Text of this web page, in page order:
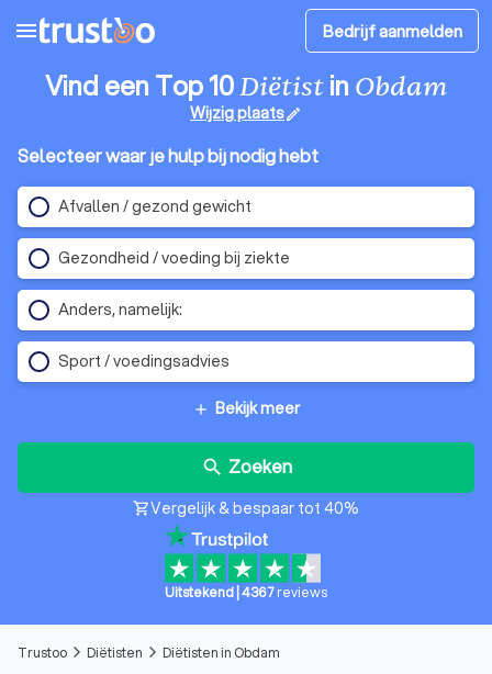
menu Bedrijf aanmelden
Vind een Top 10Diëtistin Obdam
Wijzig plaatsedit
Selecteer waar je hulp bij nodig hebt
Afvallen / gezond gewicht
Gezondheid / voeding bij ziekte
Anders, namelijk:
Sport / voedingsadvies
add Bekijk meer
search Zoeken
shopping_cartVergelijk & bespaar tot 40%
Uitstekend 4367reviews
Trustoo arrow_forward_ios Diëtisten arrow_forward_ios Diëtisten in Obdam